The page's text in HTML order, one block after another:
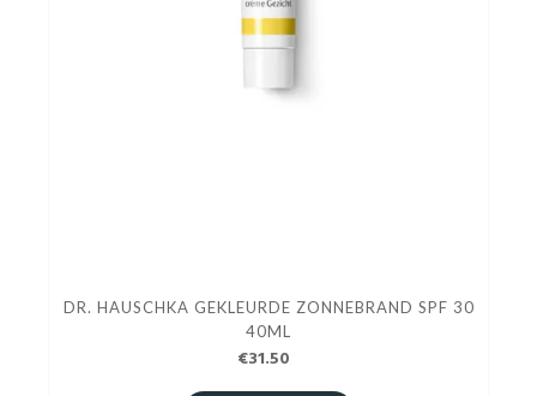
DR. HAUSCHKA GEKLEURDE ZONNEBRAND SPF 30
40ML
€31.50